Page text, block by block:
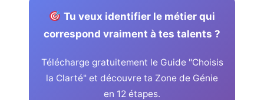
Tu veux identifier le métier qui
correspond vraiment à tes talents ?
Télécharge gratuitement le Guide "Choisis
la Clarté" et découvre ta Zone de Génie
en 12 étapes.